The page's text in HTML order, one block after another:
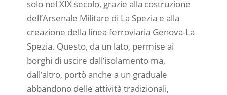
solo nel XIX secolo, grazie alla costruzione
dell’Arsenale Militare di La Spezia e alla
creazione della linea ferroviaria Genova-La
Spezia. Questo, da un lato, permise ai
borghi di uscire dall’isolamento ma,
dall’altro, portò anche a un graduale
abbandono delle attività tradizionali,